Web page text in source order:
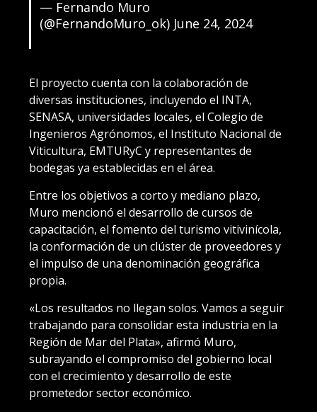
— Fernando Muro
(@FernandoMuro_ok) June 24, 2024
El proyecto cuenta con la colaboración de
diversas instituciones, incluyendo el INTA,
SENASA, universidades locales, el Colegio de
Ingenieros Agrónomos, el Instituto Nacional de
Viticultura, EMTURyC y representantes de
bodegas ya establecidas en el área.
Entre los objetivos a corto y mediano plazo,
Muro mencionó el desarrollo de cursos de
capacitación, el fomento del turismo vitivinícola,
la conformación de un clúster de proveedores y
el impulso de una denominación geográfica
propia.
«Los resultados no llegan solos. Vamos a seguir
trabajando para consolidar esta industria en la
Región de Mar del Plata», afirmó Muro,
subrayando el compromiso del gobierno local
con el crecimiento y desarrollo de este
prometedor sector económico.